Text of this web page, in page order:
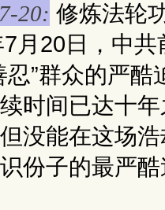
20: 修炼法轮
7月20日，中
忍”群众的严
时间已达十
没能在这场
份子的最严